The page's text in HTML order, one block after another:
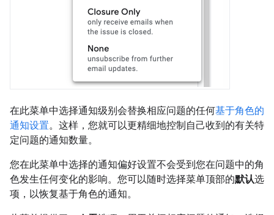
在此菜单中选择通知级别会替换相应问题的任何基于角色的
通知设置。这样，您就可以更精细地控制自己收到的有关特
定问题的通知数量。
您在此菜单中选择的通知偏好设置不会受到您在问题中的角
色发生任何变化的影响。您可以随时选择菜单顶部的默认选
项，以恢复基于角色的通知。